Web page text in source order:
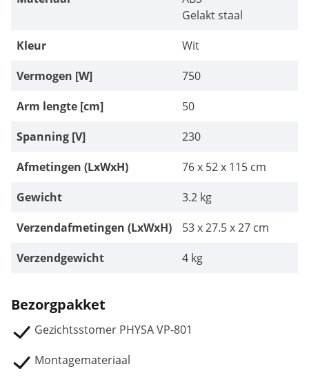
Gelakt staal
Kleur
Wit
Vermogen [W]
750
Arm lengte [cm]
50
Spanning [V]
230
Afmetingen (LxWxH)
76 x 52 x 115 cm
Gewicht
3.2 kg
Verzendafmetingen (LxWxH)
53 x 27.5 x 27 cm
Verzendgewicht
4 kg
Bezorgpakket
Gezichtsstomer PHYSA VP-801
Montagemateriaal